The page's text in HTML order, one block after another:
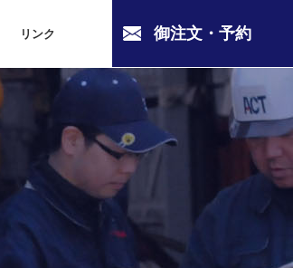
リンク 御注文・予約